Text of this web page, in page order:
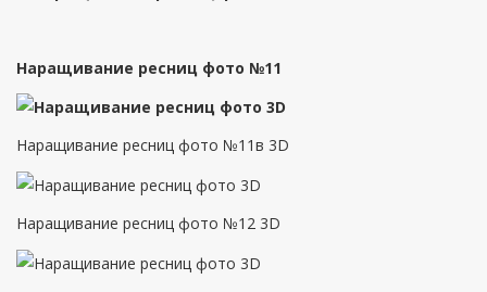
Наращивание ресниц фото №11
Наращивание ресниц фото №11в 3D
Наращивание ресниц фото №12 3D